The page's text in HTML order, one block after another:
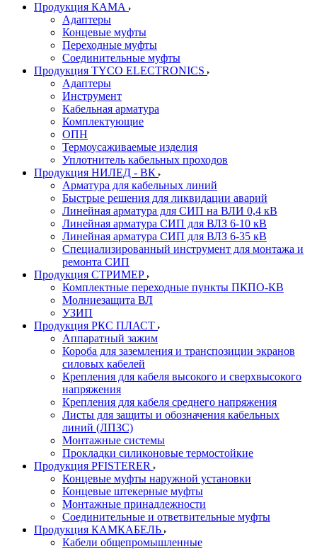
Продукция КАМА
Адаптеры
Концевые муфты
Переходные муфты
Соединительные муфты
Продукция TYCO ELECTRONICS
Адаптеры
Инструмент
Кабельная арматура
Комплектующие
ОПН
Термоусаживаемые изделия
Уплотнитель кабельных проходов
Продукция НИЛЕД - ВК
Арматура для кабельных линий
Быстрые решения для ликвидации аварий
Линейная арматура для СИП на ВЛИ 0,4 кВ
Линейная арматура СИП для ВЛЗ 6-10 кВ
Линейная арматура СИП для ВЛЗ 6-35 кВ
Специализированный инструмент для монтажа и
ремонта СИП
Продукция СТРИМЕР
Комплектные переходные пункты ПКПО-КВ
Молниезащита ВЛ
УЗИП
Продукция РКС ПЛАСТ
Аппаратный зажим
Короба для заземления и транспозиции экранов
силовых кабелей
Крепления для кабеля высокого и сверхвысокого
напряжения
Крепления для кабеля среднего напряжения
Листы для защиты и обозначения кабельных
линий (ЛПЗС)
Монтажные системы
Прокладки силиконовые термостойкие
Продукция PFISTERER
Концевые муфты наружной установки
Концевые штекерные муфты
Монтажные принадлежности
Соединительные и ответвительные муфты
Продукция КАМКАБЕЛЬ
Кабели общепромышленные